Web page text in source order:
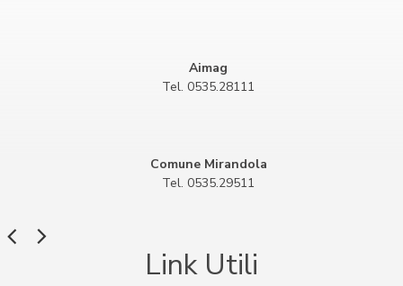
Aimag
Tel. 0535.28111
Comune Mirandola
Tel. 0535.29511
Link Utili